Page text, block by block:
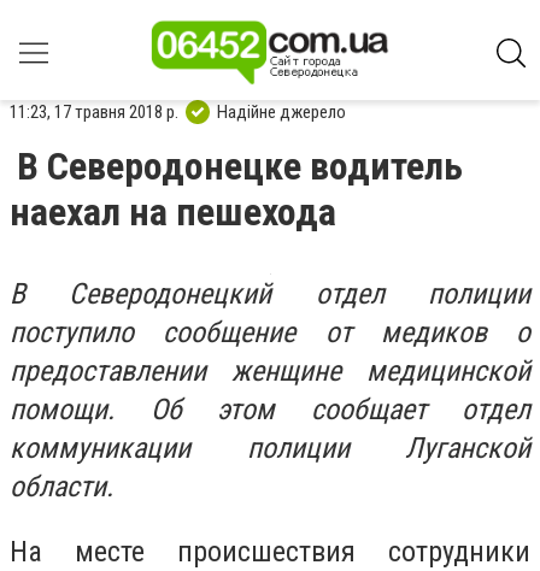
11:23, 17 травня 2018 р. Надійне джерело
В Северодонецке водитель
наехал на пешехода
В Северодонецкий отдел полиции
поступило сообщение от медиков о
предоставлении женщине медицинской
помощи. Об этом сообщает отдел
коммуникации полиции Луганской
области.
На месте происшествия сотрудники